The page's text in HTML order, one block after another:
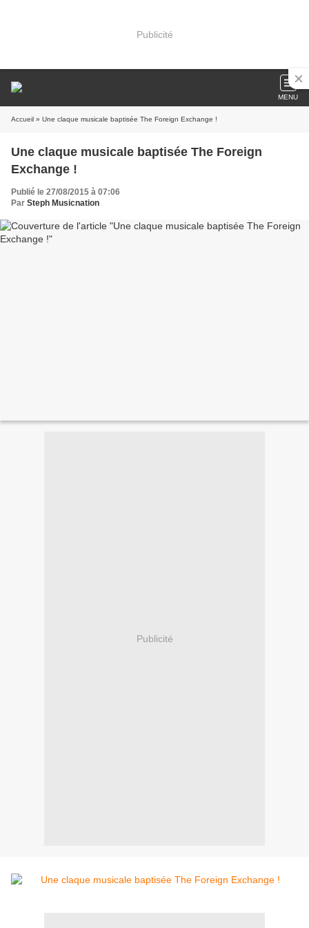
Publicité
MENU
Accueil » Une claque musicale baptisée The Foreign Exchange !
Une claque musicale baptisée The Foreign
Exchange !
Publié le 27/08/2015 à 07:06
Par Steph Musicnation
Publicité